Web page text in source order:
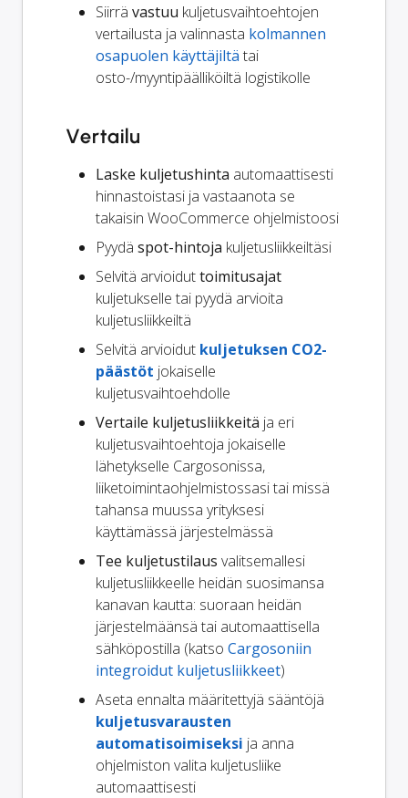
Siirrä vastuu kuljetusvaihtoehtojen
vertailusta ja valinnasta kolmannen
osapuolen käyttäjiltä tai
osto-/myyntipäälliköiltä logistikolle
Vertailu
Laske kuljetushinta automaattisesti
hinnastoistasi ja vastaanota se
takaisin WooCommerce ohjelmistoosi
Pyydä spot-hintoja kuljetusliikkeiltäsi
Selvitä arvioiduttoimitusajat
kuljetukselle tai pyydä arvioita
kuljetusliikkeiltä
Selvitä arvioidut kuljetuksen CO2-
päästöt jokaiselle
kuljetusvaihtoehdolle
Vertaile kuljetusliikkeitä ja eri
kuljetusvaihtoehtoja jokaiselle
lähetykselle Cargosonissa,
liiketoimintaohjelmistossasi tai missä
tahansa muussa yrityksesi
käyttämässä järjestelmässä
Tee kuljetustilaus valitsemallesi
kuljetusliikkeelle heidän suosimansa
kanavan kautta: suoraan heidän
järjestelmäänsä tai automaattisella
sähköpostilla (katso Cargosoniin
integroidut kuljetusliikkeet)
Aseta ennalta määritettyjä sääntöjä
kuljetusvarausten
automatisoimiseksi ja anna
ohjelmiston valita kuljetusliike
automaattisesti